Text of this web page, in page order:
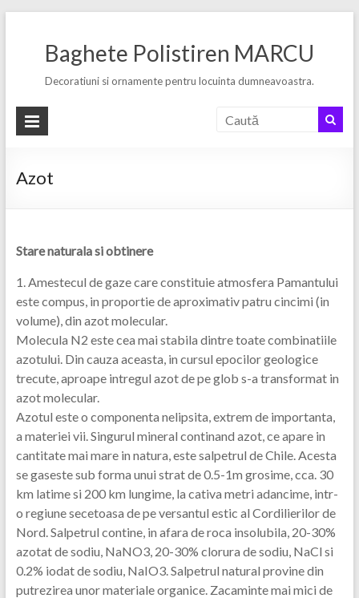
Baghete Polistiren MARCU
Decoratiuni si ornamente pentru locuinta dumneavoastra.
Azot
Stare naturala si obtinere
1. Amestecul de gaze care constituie atmosfera Pamantului
este compus, in proportie de aproximativ patru cincimi (in
volume), din azot molecular.
Molecula N2 este cea mai stabila dintre toate combinatiile
azotului. Din cauza aceasta, in cursul epocilor geologice
trecute, aproape intregul azot de pe glob s-a transformat in
azot molecular.
Azotul este o componenta nelipsita, extrem de importanta,
a materiei vii. Singurul mineral continand azot, ce apare in
cantitate mai mare in natura, este salpetrul de Chile. Acesta
se gaseste sub forma unui strat de 0.5-1m grosime, cca. 30
km latime si 200 km lungime, la cativa metri adancime, intr-
o regiune secetoasa de pe versantul estic al Cordilierilor de
Nord. Salpetrul contine, in afara de roca insolubila, 20-30%
azotat de sodiu, NaNO3, 20-30% clorura de sodiu, NaCl si
0.2% iodat de sodiu, NaIO3. Salpetrul natural provine din
putrezirea unor materiale organice. Zacaminte mai mici de